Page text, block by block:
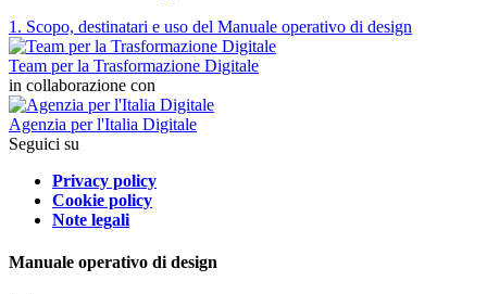
1. Scopo, destinatari e uso del Manuale operativo di design
Team per la Trasformazione Digitale
in collaborazione con
Agenzia per l'Italia Digitale
Seguici su
Privacy policy
Cookie policy
Note legali
Manuale operativo di design